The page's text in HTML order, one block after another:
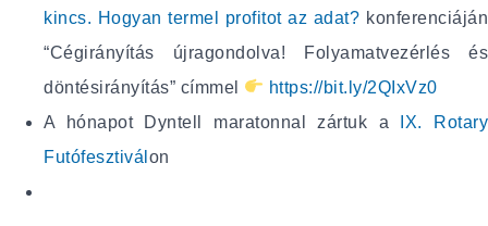
kincs. Hogyan termel profitot az adat? konferenciáján
“Cégirányítás újragondolva! Folyamatvezérlés és
döntésirányítás” címmel
https://bit.ly/2QIxVz0
A hónapot Dyntell maratonnal zártuk a
IX. Rotary
Futófesztivál on